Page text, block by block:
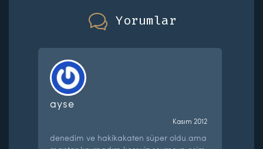
Yorumlar
ayse
Kasım 2012
denedim ve hakikakaten süper oldu.ama